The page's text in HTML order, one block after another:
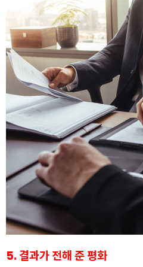
5. 결과가 전해 준 평화